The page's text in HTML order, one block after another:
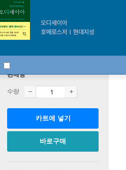
판매중
수량
카트에 넣기
바로구매